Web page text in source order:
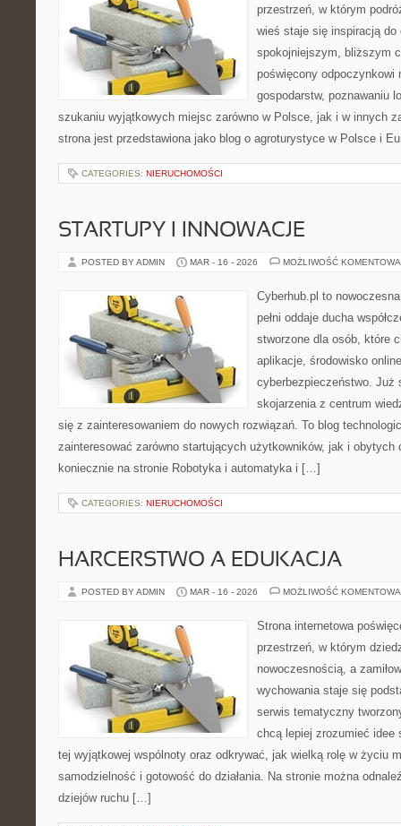
przestrzeń, w którym
wieś staje się inspiracją do
spokojniejszym, bliższym
poświęcony odpoczynkowi
gospodarstw, poznawaniu
szukaniu wyjątkowych miejsc zarówno w Polsce, jak i w innych
strona jest przedstawiona jako blog o agroturystyce w Polsce i
CATEGORIES: NIERUCHOMOŚCI
STARTUPY I INNOWACJE
POSTED BY ADMIN MAR - 16 - 2026 MOŻLIWOŚĆ
Cyberhub.pl to
pełni oddaje ducha
stworzone dla osób, które
aplikacje, środowisko
cyberbezpieczeństwo. Już
skojarzenia z centrum
się z zainteresowaniem do nowych rozwiązań. To blog
zainteresować zarówno startujących użytkowników, jak i obytych
koniecznie na stronie Robotyka i automatyka i […]
CATEGORIES: NIERUCHOMOŚCI
HARCERSTWO A EDUKACJA
POSTED BY ADMIN MAR - 16 - 2026 MOŻLIWOŚĆ
Strona internetowa
przestrzeń, w którym
nowoczesnością, a
wychowania staje się
serwis tematyczny
chcą lepiej zrozumieć idee
tej wyjątkowej wspólnoty oraz odkrywać, jak wielką rolę w życiu
samodzielność i gotowość do działania. Na stronie można
dziejów ruchu […]